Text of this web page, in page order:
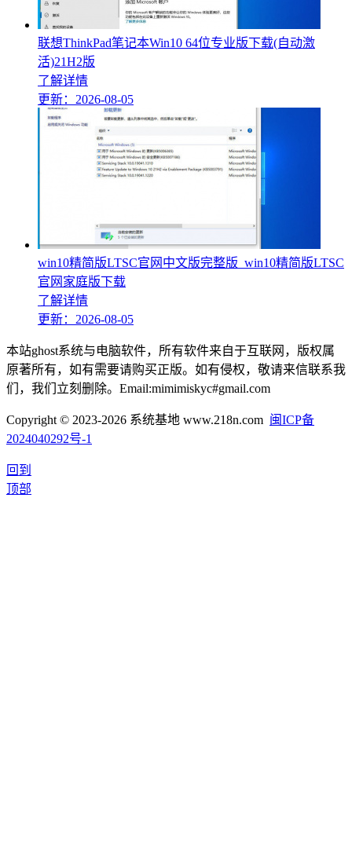
联想ThinkPad笔记本Win10 64位专业版下载(自动激
活)21H2版
了解详情
更新：2026-08-05
win10精简版LTSC官网中文版完整版_win10精简版LTSC
官网家庭版下载
了解详情
更新：2026-08-05
本站ghost系统与电脑软件，所有软件来自于互联网，版权属
原著所有，如有需要请购买正版。如有侵权，敬请来信联系我
们，我们立刻删除。Email:mimimiskyc#gmail.com
Copyright © 2023-2026 系统基地 www.218n.com 闽ICP备
2024040292号-1
回到
顶部